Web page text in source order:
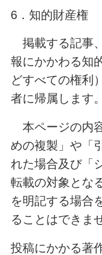
6．知的財産権
掲載する記事
報にかかわる知
どすべての権利
者に帰属します。
本ページの内
めの複製」や「
れた場合及び「
転載の対象とな
を明記する場合
ることはできま
投稿にかかる著